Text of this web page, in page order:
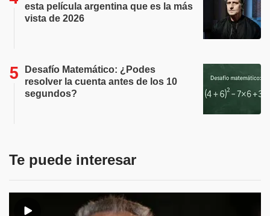
esta película argentina que es la más
vista de 2026
Desafío Matemático: ¿Podes
resolver la cuenta antes de los 10
segundos?
Te puede interesar